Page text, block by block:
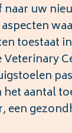
uw
toestaat
aantal
een